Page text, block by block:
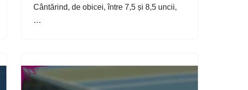
Cântărind, de obicei, între 7,5 și 8,5 uncii,
…